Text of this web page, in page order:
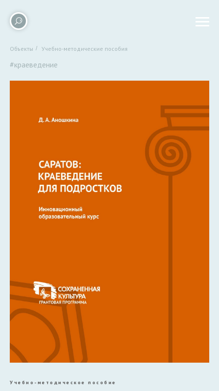
Объекты / Учебно-методические пособия
#краеведение
Учебно-методическое пособие